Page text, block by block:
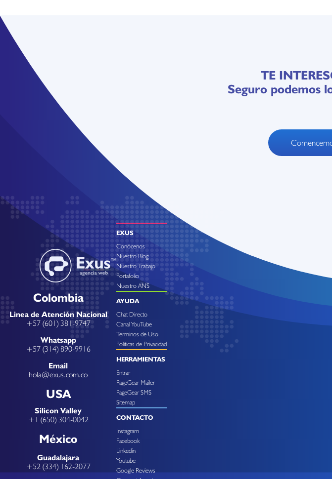
TE
Seguro podemos
Colombia
Linea de Atención Nacional
+57 (601) 381-9747
Whatsapp
+57 (314) 890-9916
Email
hola@exus.com.co
USA
Silicon Valley
+1 (650) 304-0042
México
Guadalajara
+52 (334) 162-2077
EXUS
Conócenos
Nuestro Blog
Nuestro Trabajo
Portafolio
Nuestro ANS
AYUDA
Chat Directo
Canal YouTube
Terminos de Uso
Politicas de Privacidad
HERRAMIENTAS
Entrar
PageGear Mailer
PageGear SMS
Sitemap
CONTACTO
Instagram
Facebook
Linkedin
Youtube
Google Reviews